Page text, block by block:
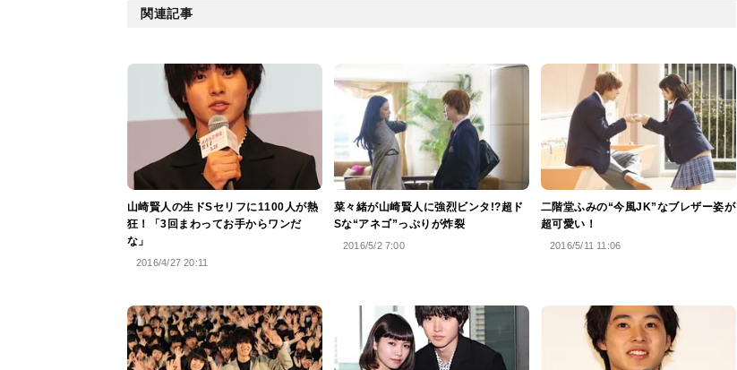
関連記事
山崎賢人の生ドSセリフに1100人が熱
狂！「3回まわってお手からワンだ
な」
2016/4/27 20:11
菜々緒が山崎賢人に強烈ビンタ!?超ド
Sな“アネゴ”っぷりが炸裂
2016/5/2 7:00
二階堂ふみの“今風JK”なブレザー姿が
超可愛い！
2016/5/11 11:06